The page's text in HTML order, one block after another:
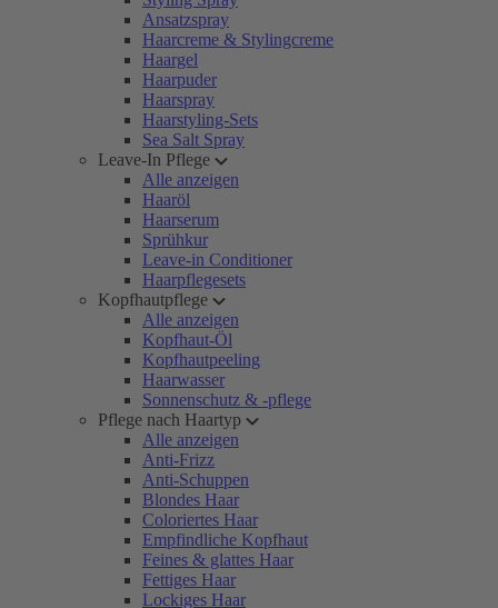
Ansatzspray
Haarcreme & Stylingcreme
Haargel
Haarpuder
Haarspray
Haarstyling-Sets
Sea Salt Spray
Leave-In Pflege
Alle anzeigen
Haaröl
Haarserum
Sprühkur
Leave-in Conditioner
Haarpflegesets
Kopfhautpflege
Alle anzeigen
Kopfhaut-Öl
Kopfhautpeeling
Haarwasser
Sonnenschutz & -pflege
Pflege nach Haartyp
Alle anzeigen
Anti-Frizz
Anti-Schuppen
Blondes Haar
Coloriertes Haar
Empfindliche Kopfhaut
Feines & glattes Haar
Fettiges Haar
Lockiges Haar